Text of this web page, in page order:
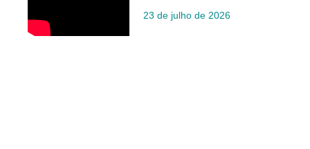
23 de julho de 2026